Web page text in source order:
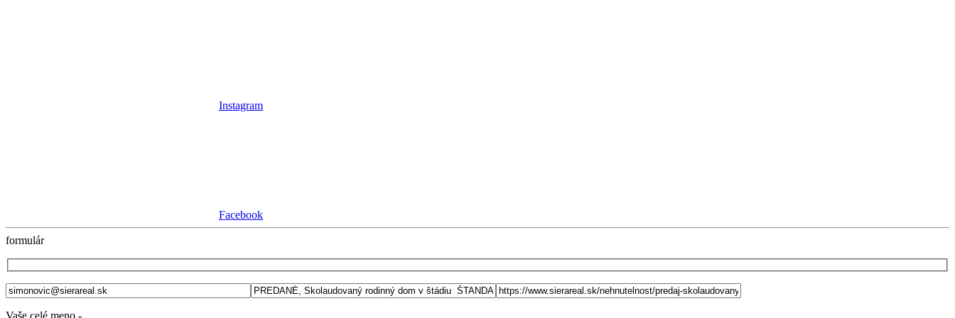
Instagram
Facebook
formulár